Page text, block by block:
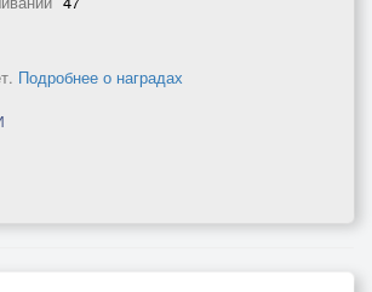
Подробнее о наградах